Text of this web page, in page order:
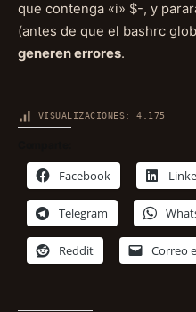
que contenga «i» $-, y
(antes de que el bashrc
generen errores.
VISUALIZACIONES: 4.175
Facebook
Telegram
Reddit Correo